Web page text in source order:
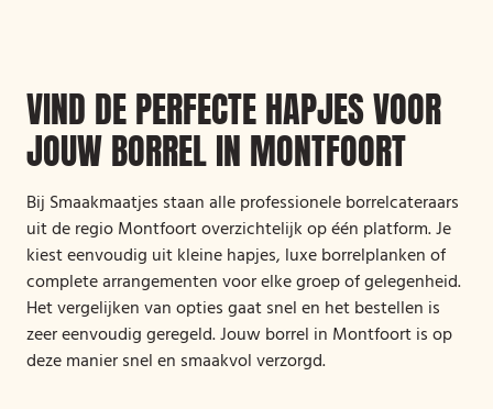
VIND DE PERFECTE HAPJES VOOR
JOUW BORREL IN MONTFOORT
Bij Smaakmaatjes staan alle professionele borrelcateraars
uit de regio Montfoort overzichtelijk op één platform. Je
kiest eenvoudig uit kleine hapjes, luxe borrelplanken of
complete arrangementen voor elke groep of gelegenheid.
Het vergelijken van opties gaat snel en het bestellen is
zeer eenvoudig geregeld. Jouw borrel in Montfoort is op
deze manier snel en smaakvol verzorgd.